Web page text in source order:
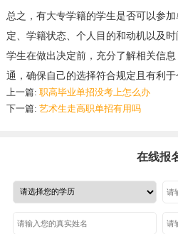
总之，有大专学籍的学生是否可以参
定、学籍状态、个人目的和动机以及
学生在做出决定前，充分了解相关信
通，确保自己的选择符合规定且有利于
上一篇: 职高毕业单招没考上怎么办
下一篇: 艺术生走高职单招有用吗
在线报